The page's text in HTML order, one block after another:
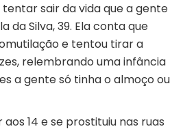
sair da vida que a gente
da Silva, 39. Ela conta que
e tentou tirar a
relembrando uma infância
a gente só tinha o almoço ou
14 e se prostituiu nas ruas